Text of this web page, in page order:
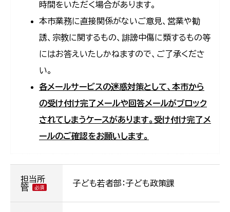
時間をいただく場合があります。
本市業務に直接関係がないご意見、営業や勧
誘、宗教に関するもの、誹謗中傷に類するもの等
にはお答えいたしかねますので、ご了承くださ
い。
各メールサービスの迷惑対策として、本市から
の受け付け完了メールや回答メールがブロック
されてしまうケースがあります。受け付け完了メ
ールのご確認をお願いします。
担当所
管
子ども若者部：子ども政策課